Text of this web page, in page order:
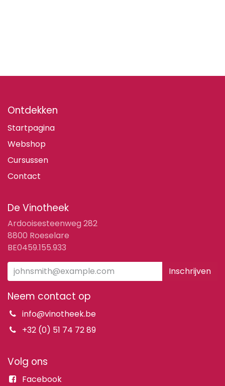
Ontdekken
Startpagina
Webshop
Cursussen
Contact
De Vinotheek
Ardooisesteenweg 282
8800 Roeselare
BE0459.155.933
Inschrijven
Neem contact op
info@vinotheek.be
+32 (0) 51 74 72 89
Volg ons
Facebook